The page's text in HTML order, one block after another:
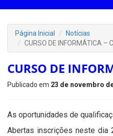
Página Inicial
Notícias
CURSO DE INFORMÁTICA –
CURSO DE
Publicado em 23 de novembro
As oportunidades de
Abertas inscrições neste dia